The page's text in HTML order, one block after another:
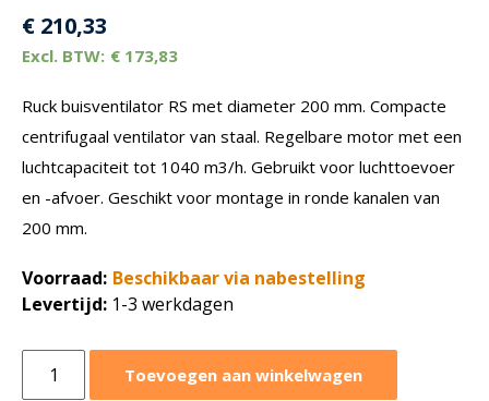
€ 210,33
€ 173,83
Ruck buisventilator RS met diameter 200 mm. Compacte
centrifugaal ventilator van staal. Regelbare motor met een
luchtcapaciteit tot 1040 m3/h. Gebruikt voor luchttoevoer
en -afvoer. Geschikt voor montage in ronde kanalen van
200 mm.
Voorraad: Beschikbaar via nabestelling
Levertijd: 1-3 werkdagen
buisventilator
Toevoegen aan winkelwagen